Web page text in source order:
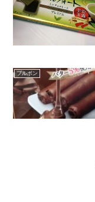
ブルボン